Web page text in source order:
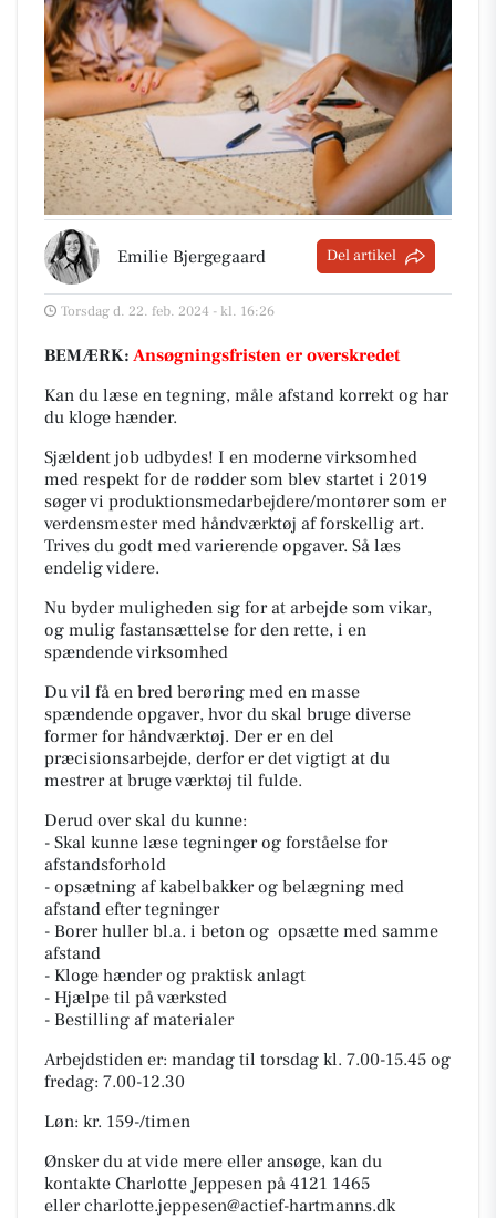
Emilie Bjergegaard Del artikel
Torsdag d. 22. feb. 2024 - kl. 16:26
BEMÆRK: Ansøgningsfristen er overskredet
Kan du læse en tegning, måle afstand korrekt og har
du kloge hænder.
Sjældent job udbydes! I en moderne virksomhed
med respekt for de rødder som blev startet i 2019
søger vi produktionsmedarbejdere/montører som er
verdensmester med håndværktøj af forskellig art.
Trives du godt med varierende opgaver. Så læs
endelig videre.
Nu byder muligheden sig for at arbejde som vikar,
og mulig fastansættelse for den rette, i en
spændende virksomhed
Du vil få en bred berøring med en masse
spændende opgaver, hvor du skal bruge diverse
former for håndværktøj. Der er en del
præcisionsarbejde, derfor er det vigtigt at du
mestrer at bruge værktøj til fulde.
Derud over skal du kunne:
- Skal kunne læse tegninger og forståelse for
afstandsforhold
- opsætning af kabelbakker og belægning med
afstand efter tegninger
- Borer huller bl.a. i beton og opsætte med samme
afstand
- Kloge hænder og praktisk anlagt
- Hjælpe til på værksted
- Bestilling af materialer
Arbejdstiden er: mandag til torsdag kl. 7.00-15.45 og
fredag: 7.00-12.30
Løn: kr. 159-/timen
Ønsker du at vide mere eller ansøge, kan du
kontakte Charlotte Jeppesen på 4121 1465
ellercharlotte.jeppesen@actief-hartmanns.dk